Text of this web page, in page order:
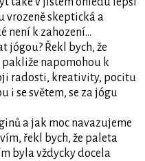
vrozeně skeptická a
není k zahození…
jógou? Řekl bych, že
napomohou k
radosti, kreativity, pocitu
i se světem, se za jógu
a jak moc navazujeme
řekl bych, že paleta
byla vždycky docela